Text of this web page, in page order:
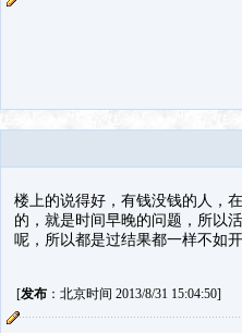
楼上的说得好，有钱没钱的人，
的，就是时间早晚的问题，所以
呢，所以都是过结果都一样不如
[发布：北京时间 2013/8/31 15:04:50]